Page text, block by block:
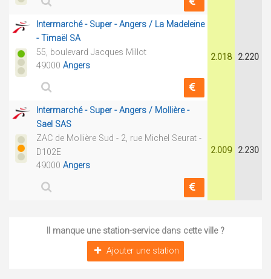
Intermarché - Super - Angers / La Madeleine
- Timaël SA
55, boulevard Jacques Millot
49000 Angers
2.018 2.220
Intermarché - Super - Angers / Mollière -
Sael SAS
ZAC de Mollière Sud - 2, rue Michel Seurat -
D102E
49000 Angers
2.009 2.230
Il manque une station-service dans cette ville ?
Ajouter une station